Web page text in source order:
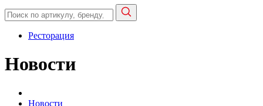
Ресторация
Новости
Новости